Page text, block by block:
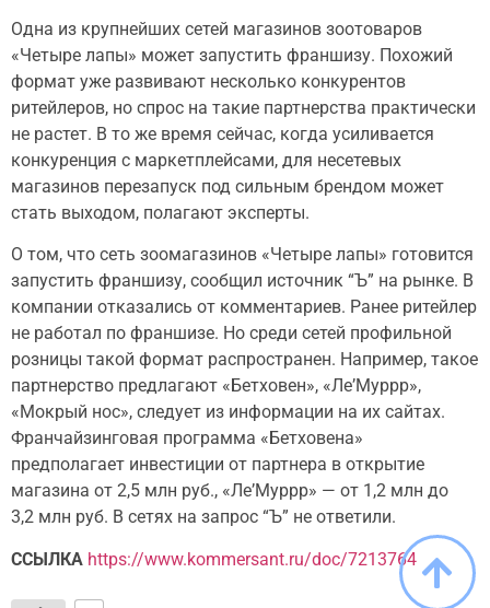
Одна из крупнейших сетей магазинов зоотоваров
«Четыре лапы» может запустить франшизу. Похожий
формат уже развивают несколько конкурентов
ритейлеров, но спрос на такие партнерства практически
не растет. В то же время сейчас, когда усиливается
конкуренция с маркетплейсами, для несетевых
магазинов перезапуск под сильным брендом может
стать выходом, полагают эксперты.
О том, что сеть зоомагазинов «Четыре лапы» готовится
запустить франшизу, сообщил источник “Ъ” на рынке. В
компании отказались от комментариев. Ранее ритейлер
не работал по франшизе. Но среди сетей профильной
розницы такой формат распространен. Например, такое
партнерство предлагают «Бетховен», «Ле’Муррр»,
«Мокрый нос», следует из информации на их сайтах.
Франчайзинговая программа «Бетховена»
предполагает инвестиции от партнера в открытие
магазина от 2,5 млн руб., «Ле’Муррр» — от 1,2 млн до
3,2 млн руб. В сетях на запрос “Ъ” не ответили.
ССЫЛКА https://www.kommersant.ru/doc/7213764